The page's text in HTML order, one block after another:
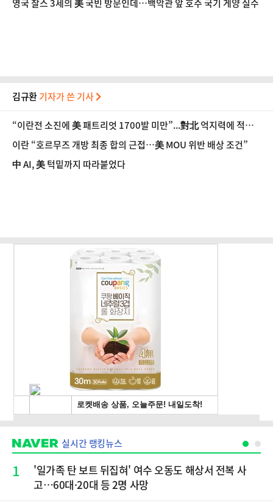
영국 찰스 3세의 美 국빈 방문인데…백악관 앞 호주 국기 게양 실수
김규환기자가 쓴 기사
“이란전 소진에 美 패트리엇 1700발 미만”...對北 억지력에 적신
호
이란 “호르무즈 개방 최종 합의 근접…美 MOU 위반 배상 조건”
中 AI, 美 턱밑까지 따라붙었다
실시간 랭킹뉴스
1
'일가족 탄 보트 뒤집혀' 여수 오동도 해상서 전복 사
고…60대·20대 등 2명 사망